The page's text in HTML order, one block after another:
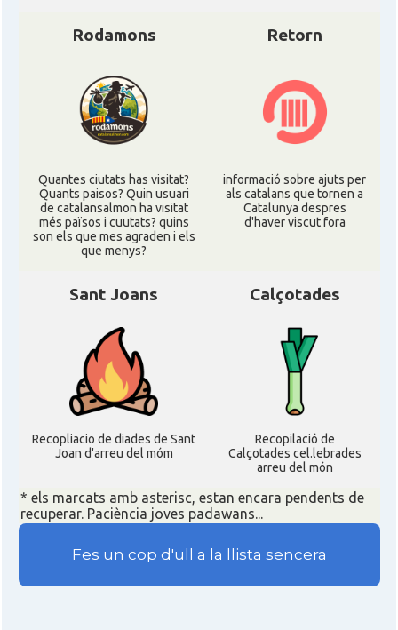
Rodamons
Quantes ciutats has visitat?
Quants paisos? Quin usuari
de catalansalmon ha visitat
més països i cuutats? quins
son els que mes agraden i els
que menys?
Retorn
informació sobre ajuts per
als catalans que tornen a
Catalunya despres
d'haver viscut fora
Sant Joans
Recopliacio de diades de Sant
Joan d'arreu del móm
Calçotades
Recopilació de
Calçotades cel.lebrades
arreu del món
* els marcats amb asterisc, estan encara pendents de
recuperar. Paciència joves padawans...
Fes un cop d'ull a la llista sencera